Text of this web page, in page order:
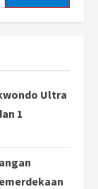
Ultra
1